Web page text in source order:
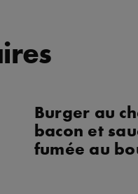
Burger au
bacon et
fumée au